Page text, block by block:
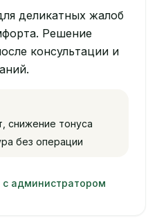
деликатных жалоб
Решение
консультации и
снижение тонуса
без операции
с администратором